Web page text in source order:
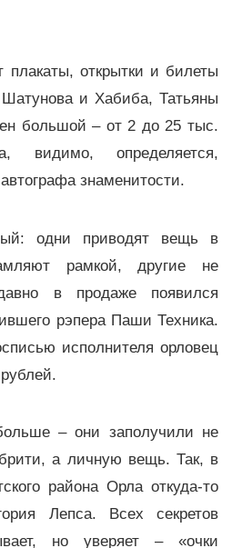
открытки и билеты
и Хабиба, Татьяны
большой – от 2 до 25 тыс.
видимо, определяется,
знаменитости.
одни приводят вещь в
рамкой, другие не
в продаже появился
рэпера Паши Техника.
исполнителя орловец
– они заполучили не
а личную вещь. Так, в
района Орла откуда-то
Лепса. Всех секретов
но уверяет – «очки